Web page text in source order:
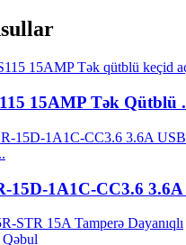
15AMP Tək Qütblü
15D-1A1C-CC3.6 3.6A